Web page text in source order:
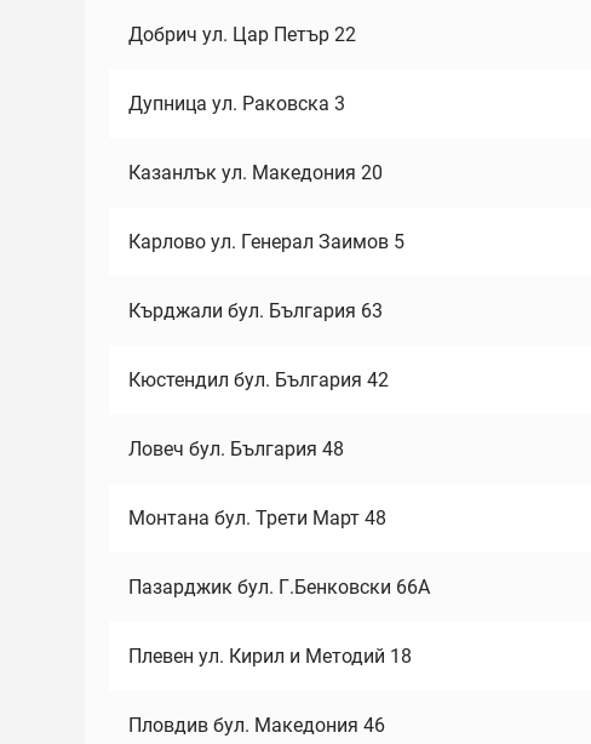
Добрич ул. Цар Петър 22
Дупница ул. Раковска 3
Казанлък ул. Македония 20
Карлово ул. Генерал Заимов 5
Кърджали бул. България 63
Кюстендил бул. България 42
Ловеч бул. България 48
Монтана бул. Трети Март 48
Пазарджик бул. Г.Бенковски 66А
Плевен ул. Кирил и Методий 18
Пловдив бул. Македония 46